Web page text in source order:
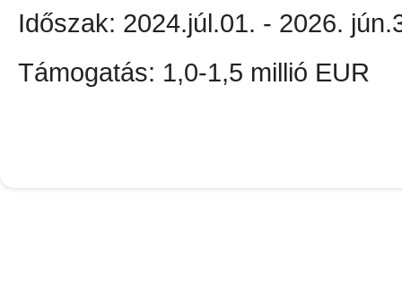
Időszak: 2024.júl.01. - 2026.
Támogatás: 1,0-1,5 millió EUR